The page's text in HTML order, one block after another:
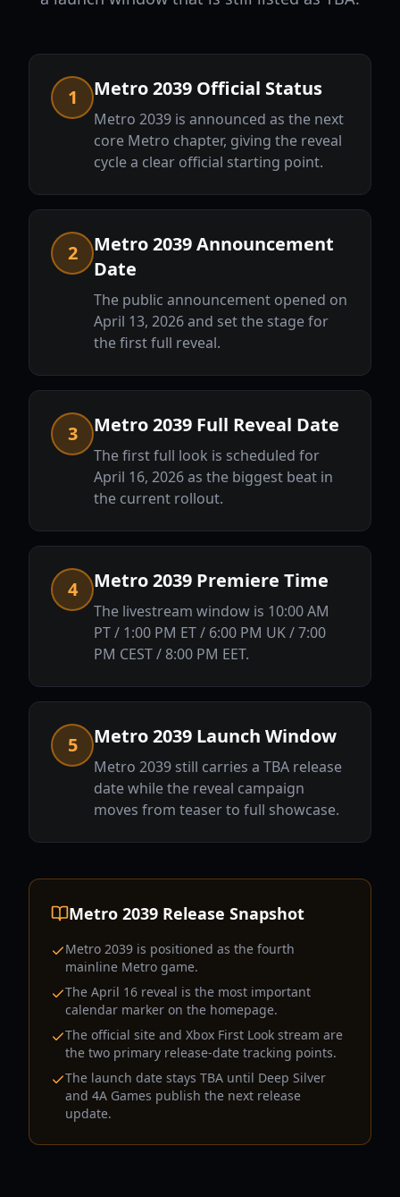
1 Metro 2039 Official Status
Metro 2039 is announced as the next
core Metro chapter, giving the reveal
cycle a clear official starting point.
2
Metro 2039 Announcement
Date
The public announcement opened on
April 13, 2026 and set the stage for
the first full reveal.
3 Metro 2039 Full Reveal Date
The first full look is scheduled for
April 16, 2026 as the biggest beat in
the current rollout.
4 Metro 2039 Premiere Time
The livestream window is 10:00 AM
PT / 1:00 PM ET / 6:00 PM UK / 7:00
PM CEST / 8:00 PM EET.
5 Metro 2039 Launch Window
Metro 2039 still carries a TBA release
date while the reveal campaign
moves from teaser to full showcase.
Metro 2039 Release Snapshot
Metro 2039 is positioned as the fourth
mainline Metro game.
The April 16 reveal is the most important
calendar marker on the homepage.
The official site and Xbox First Look stream are
the two primary release-date tracking points.
The launch date stays TBA until Deep Silver
and 4A Games publish the next release
update.